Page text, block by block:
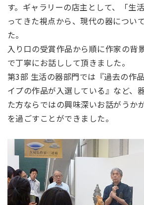
す。ギャラリーの店主として、「生
ってきた視点から、現代の器につい
た。
入り口の受賞作品から順に作家の背
で丁寧にお話しして頂きました。
第3部 生活の器部門では『過去の作
イプの作品が入選している』など、
た方ならではの興味深いお話がうか
を過ごすことができました。